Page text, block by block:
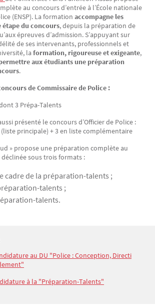
au concours d’entrée à l’École nationale
(ENSP). La formation accompagne les
étape du concours, depuis la préparation de
épreuves d’admission. S’appuyant sur
de ses intervenants, professionnels et
la formation, rigoureuse et exigeante,
aux étudiants une préparation
.
de Commissaire de Police :
3 Prépa-Talents
présenté le concours d’Officier de Police :
principale) + 3 en liste complémentaire
» propose une préparation complète au
déclinée sous trois formats :
cadre de la préparation-talents ;
talents ;
talents.
au DU "Police : Conception, Directi
à la "Préparation-Talents"